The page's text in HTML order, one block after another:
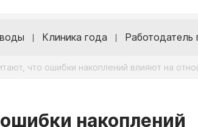
Клиника года Работодатель
что ошибки накоплений влияют на
накоплений